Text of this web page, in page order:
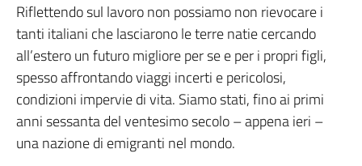
Riflettendo sul lavoro non possiamo non rievocare i
tanti italiani che lasciarono le terre natie cercando
all’estero un futuro migliore per se e per i propri figli,
spesso affrontando viaggi incerti e pericolosi,
condizioni impervie di vita. Siamo stati, fino ai primi
anni sessanta del ventesimo secolo – appena ieri –
una nazione di emigranti nel mondo.